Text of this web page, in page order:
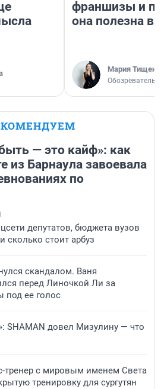
франшизы и
она полезна
Мария Тищенко
Обозреватель
— это кайф»: как
из Барнаула завоевала
по
депутатов, бюджета вузов
сколько стоит арбуз
скандалом. Ваня
перед Линочкой Ли за
под ее голос
SHAMAN довел Мизулину — что
тренер с мировым именем Света
тренировку для сургутян